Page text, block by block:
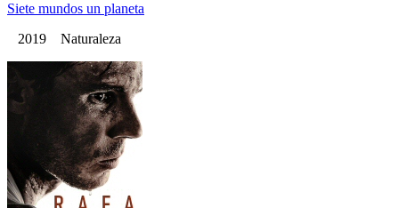
Siete mundos un planeta
2019 Naturaleza